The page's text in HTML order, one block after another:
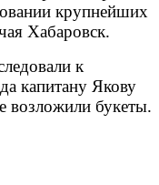
крупнейших
Хабаровск.
к
капитану Якову
возложили букеты.